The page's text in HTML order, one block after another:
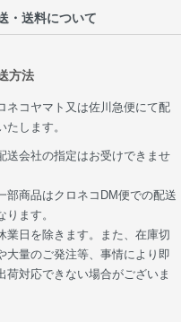
・送料について
方法
ネコヤマト又は佐川急便にて配
たします。
送会社の指定はお受けできませ
部商品はクロネコDM便での配送
ります。
業日を除きます。また、在庫切
大量のご発注等、事情により即
荷対応できない場合がございま